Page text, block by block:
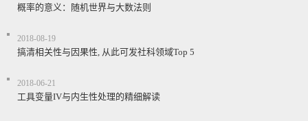
概率的意义：随机世界与大数法则
2018-08-19
搞清相关性与因果性, 从此可发社科领域Top 5
2018-06-21
工具变量IV与内生性处理的精细解读